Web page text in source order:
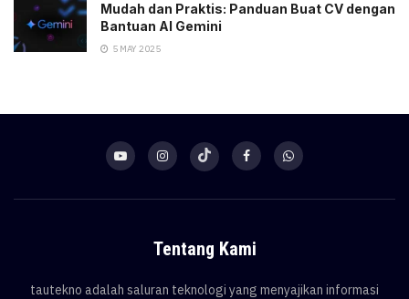
Mudah dan Praktis: Panduan Buat CV dengan
Bantuan AI Gemini
5 MAY 2025
Tentang Kami
tautekno adalah saluran teknologi yang menyajikan informasi